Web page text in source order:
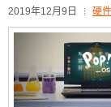
2019年12月9日 硬